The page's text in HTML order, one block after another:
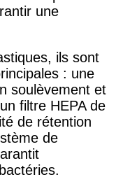
une
ils sont
: une
soulèvement et
filtre HEPA de
de rétention
de